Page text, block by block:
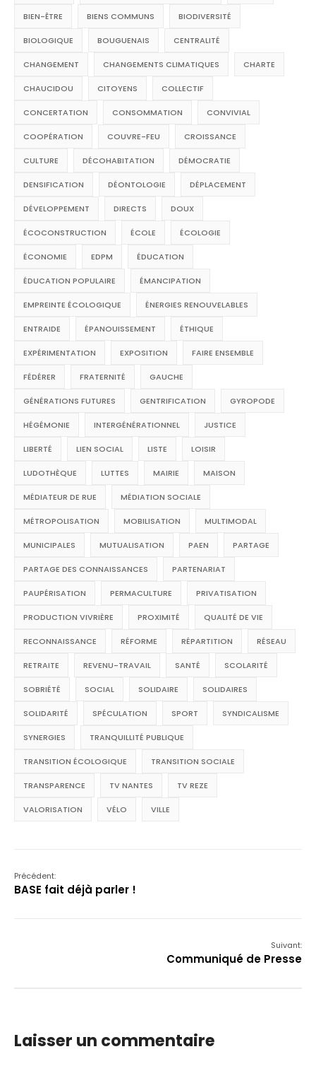
BIEN-ÊTRE BIENS COMMUNS BIODIVERSITÉ
BIOLOGIQUE BOUGUENAIS CENTRALITÉ
CHANGEMENT CHANGEMENTS CLIMATIQUES CHARTE
CHAUCIDOU CITOYENS COLLECTIF
CONCERTATION CONSOMMATION CONVIVIAL
COOPÉRATION COUVRE-FEU CROISSANCE
CULTURE DÉCOHABITATION DÉMOCRATIE
DENSIFICATION DÉONTOLOGIE DÉPLACEMENT
DÉVELOPPEMENT DIRECTS DOUX
ÉCOCONSTRUCTION ÉCOLE ÉCOLOGIE
ÉCONOMIE EDPM ÉDUCATION
ÉDUCATION POPULAIRE ÉMANCIPATION
EMPREINTE ÉCOLOGIQUE ÉNERGIES RENOUVELABLES
ENTRAIDE ÉPANOUISSEMENT ÉTHIQUE
EXPÉRIMENTATION EXPOSITION FAIRE ENSEMBLE
FÉDÉRER FRATERNITÉ GAUCHE
GÉNÉRATIONS FUTURES GENTRIFICATION GYROPODE
HÉGÉMONIE INTERGÉNÉRATIONNEL JUSTICE
LIBERTÉ LIEN SOCIAL LISTE LOISIR
LUDOTHÈQUE LUTTES MAIRIE MAISON
MÉDIATEUR DE RUE MÉDIATION SOCIALE
MÉTROPOLISATION MOBILISATION MULTIMODAL
MUNICIPALES MUTUALISATION PAEN PARTAGE
PARTAGE DES CONNAISSANCES PARTENARIAT
PAUPÉRISATION PERMACULTURE PRIVATISATION
PRODUCTION VIVRIÈRE PROXIMITÉ QUALITÉ DE VIE
RECONNAISSANCE RÉFORME RÉPARTITION RÉSEAU
RETRAITE REVENU-TRAVAIL SANTÉ SCOLARITÉ
SOBRIÉTÉ SOCIAL SOLIDAIRE SOLIDAIRES
SOLIDARITÉ SPÉCULATION SPORT SYNDICALISME
SYNERGIES TRANQUILLITÉ PUBLIQUE
TRANSITION ÉCOLOGIQUE TRANSITION SOCIALE
TRANSPARENCE TV NANTES TV REZE
VALORISATION VÉLO VILLE
Précédent:
BASE fait déjà parler !
Suivant:
Communiqué de Presse
Laisser un commentaire